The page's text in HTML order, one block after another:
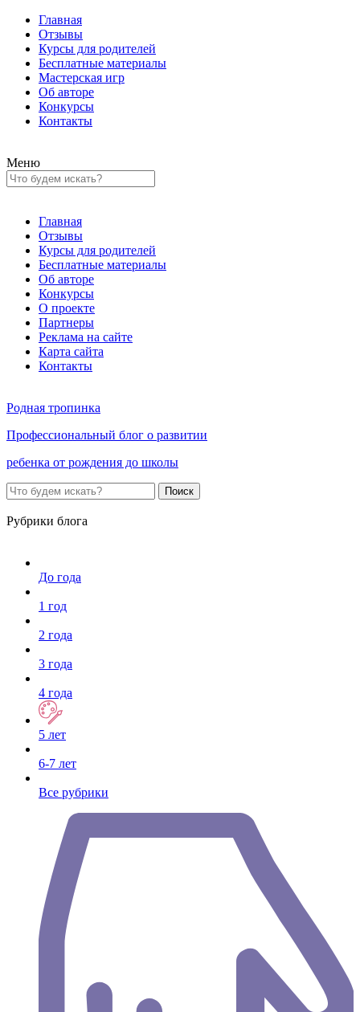
Главная
Отзывы
Курсы для родителей
Бесплатные материалы
Мастерская игр
Об авторе
Конкурсы
Контакты
Меню
Главная
Отзывы
Курсы для родителей
Бесплатные материалы
Об авторе
Конкурсы
О проекте
Партнеры
Реклама на сайте
Карта сайта
Контакты
Родная тропинка
Профессиональный блог о развитии
ребенка от рождения до школы
Поиск
Рубрики блога
До года
1 год
2 года
3 года
4 года
5 лет
6-7 лет
Все рубрики